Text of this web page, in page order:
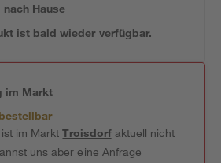
nach Hause
ist bald wieder verfügbar.
im Markt
ist im MarktTroisdorfaktuell nicht
uns aber eine Anfrage